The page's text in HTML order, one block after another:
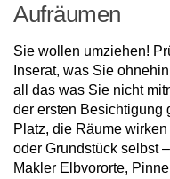
Aufräumen
Sie wollen umziehen!
Inserat, was Sie
all das was Sie nicht
der ersten Besichtigung
Platz, die Räume
oder Grundstück selbst
Makler Elbvororte,